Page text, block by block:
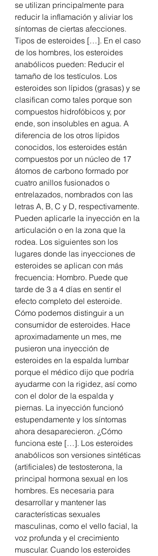
se utilizan principalmente para
reducir la inflamación y aliviar los
síntomas de ciertas afecciones.
Tipos de esteroides […]. En el caso
de los hombres, los esteroides
anabólicos pueden: Reducir el
tamaño de los testículos. Los
esteroides son lípidos (grasas) y se
clasifican como tales porque son
compuestos hidrofóbicos y, por
ende, son insolubles en agua. A
diferencia de los otros lípidos
conocidos, los esteroides están
compuestos por un núcleo de 17
átomos de carbono formado por
cuatro anillos fusionados o
entrelazados, nombrados con las
letras A, B, C y D, respectivamente.
Pueden aplicarle la inyección en la
articulación o en la zona que la
rodea. Los siguientes son los
lugares donde las inyecciones de
esteroides se aplican con más
frecuencia: Hombro. Puede que
tarde de 3 a 4 días en sentir el
efecto completo del esteroide.
Cómo podemos distinguir a un
consumidor de esteroides. Hace
aproximadamente un mes, me
pusieron una inyección de
esteroides en la espalda lumbar
porque el médico dijo que podría
ayudarme con la rigidez, así como
con el dolor de la espalda y
piernas. La inyección funcionó
estupendamente y los síntomas
ahora desaparecieron. ¿Cómo
funciona este […]. Los esteroides
anabólicos son versiones sintéticas
(artificiales) de testosterona, la
principal hormona sexual en los
hombres. Es necesaria para
desarrollar y mantener las
características sexuales
masculinas, como el vello facial, la
voz profunda y el crecimiento
muscular. Cuando los esteroides